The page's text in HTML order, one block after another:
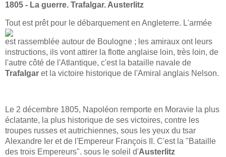
1805 - La guerre. Trafalgar. Austerlitz
Tout est prêt pour le débarquement en Angleterre. L'armée
est rassemblée autour de Boulogne ; les amiraux ont leurs
instructions, ils vont attirer la flotte anglaise loin, très loin, de
l'autre côté de l'Atlantique, c'est la bataille navale de
Trafalgar et la victoire historique de l'Amiral anglais Nelson.
Le 2 décembre 1805, Napoléon remporte en Moravie la plus
éclatante, la plus historique de ses victoires, contre les
troupes russes et autrichiennes, sous les yeux du tsar
Alexandre Ier et de l'Empereur François II. C'est la "Bataille
des trois Empereurs". sous le soleil d'Austerlitz